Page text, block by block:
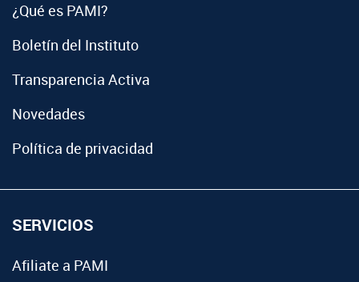
¿Qué es PAMI?
Boletín del Instituto
Transparencia Activa
Novedades
Política de privacidad
SERVICIOS
Afiliate a PAMI